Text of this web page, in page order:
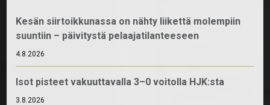
Kesän siirtoikkunassa on nähty liikettä molempiin
suuntiin – päivitystä pelaajatilanteeseen
4.8.2026
Isot pisteet vakuuttavalla 3–0 voitolla HJK:sta
3.8.2026